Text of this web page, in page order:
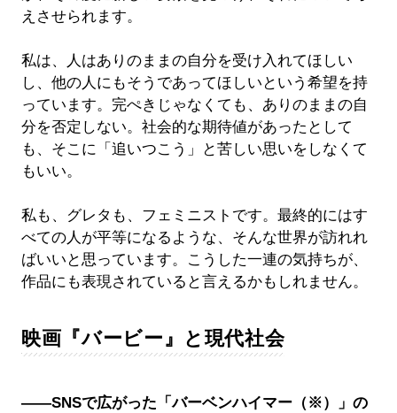
えさせられます。
私は、人はありのままの自分を受け入れてほしい
し、他の人にもそうであってほしいという希望を持
っています。完ぺきじゃなくても、ありのままの自
分を否定しない。社会的な期待値があったとして
も、そこに「追いつこう」と苦しい思いをしなくて
もいい。
私も、グレタも、フェミニストです。最終的にはす
べての人が平等になるような、そんな世界が訪れれ
ばいいと思っています。こうした一連の気持ちが、
作品にも表現されていると言えるかもしれません。
映画『バービー』と現代社会
――SNSで広がった「バーベンハイマー（※）」の